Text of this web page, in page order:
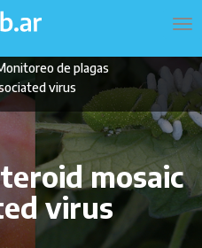
de plagas
virus
mosaic
virus